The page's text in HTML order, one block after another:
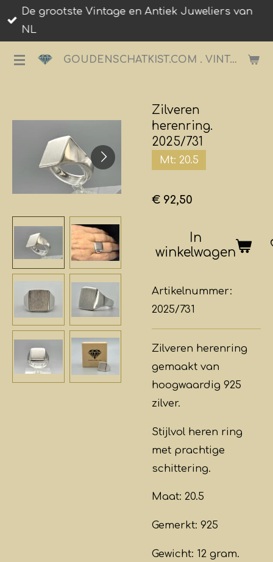
Ga
direct
de
GOUDENSCHATKIST.COM . VINTAGE JUWELIER.
De grootste Vintage en Antiek Juweliers van
NL
Zilveren
herenring.
2025/731
Mt: 20.5
€ 92,50
In
winkelwagen
Artikelnummer:
2025/731
Zilveren herenring
gemaakt van
hoogwaardig 925
zilver.
Stijlvol heren ring
met prachtige
schittering.
Maat: 20.5
Gemerkt: 925
Gewicht: 12 gram.